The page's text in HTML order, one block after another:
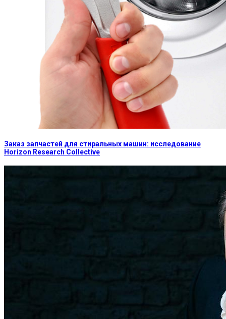
Заказ запчастей для стиральных машин: исследование
Horizon Research Collective